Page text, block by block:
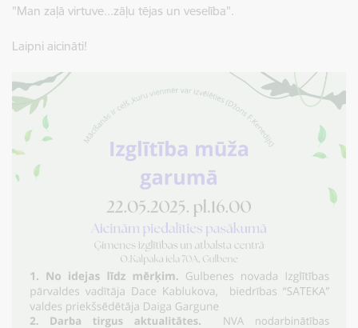
"Man zaļā virtuve...zāļu tējas un veselība".
Laipni aicināti!